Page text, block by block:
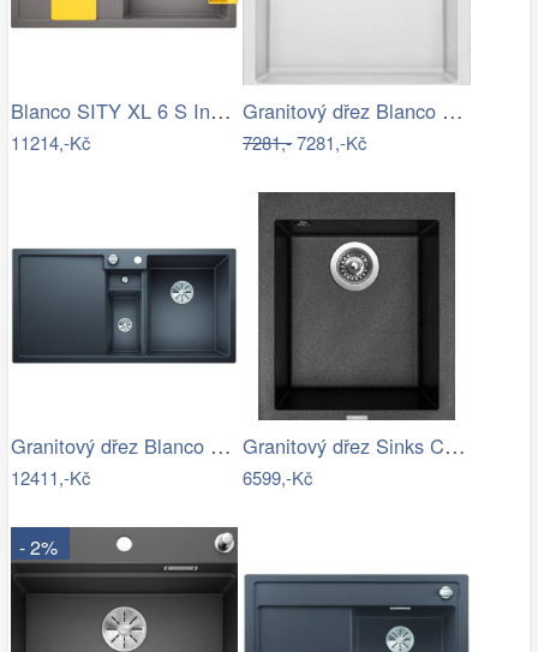
Blanco SITY XL 6 S InFino Silgranit…
11214,-Kč
Granitový dřez Blanco DALAGO 45 bílá s…
7281,-7281,-Kč
Granitový dřez Blanco COLLECTIS 6 S…
12411,-Kč
Granitový dřez Sinks CUBE 410 Metalblack
6599,-Kč
- 2%